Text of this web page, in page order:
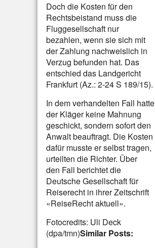
Doch die Kosten für den
Rechtsbeistand muss die
Fluggesellschaft nur
bezahlen, wenn sie sich mit
der Zahlung nachweislich in
Verzug befunden hat. Das
entschied das Landgericht
Frankfurt (Az.: 2-24 S 189/15).
In dem verhandelten Fall hatte
der Kläger keine Mahnung
geschickt, sondern sofort den
Anwalt beauftragt. Die Kosten
dafür musste er selbst tragen,
urteilten die Richter. Über
den Fall berichtet die
Deutsche Gesellschaft für
Reiserecht in ihrer Zeitschrift
«ReiseRecht aktuell».
Fotocredits: Uli Deck
(dpa/tmn)Similar Posts: